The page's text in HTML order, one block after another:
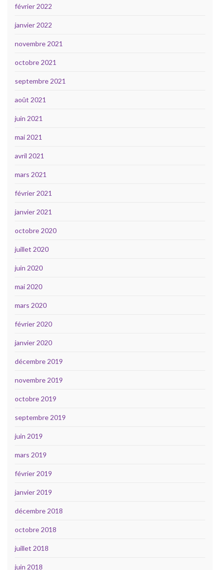
février 2022
janvier 2022
novembre 2021
octobre 2021
septembre 2021
août 2021
juin 2021
mai 2021
avril 2021
mars 2021
février 2021
janvier 2021
octobre 2020
juillet 2020
juin 2020
mai 2020
mars 2020
février 2020
janvier 2020
décembre 2019
novembre 2019
octobre 2019
septembre 2019
juin 2019
mars 2019
février 2019
janvier 2019
décembre 2018
octobre 2018
juillet 2018
juin 2018